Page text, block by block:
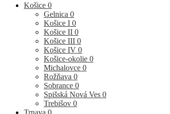
Košice 0
Gelnica 0
Košice I 0
Košice II 0
Košice III 0
Košice IV 0
Košice-okolie 0
Michalovce 0
Rožňava 0
Sobrance 0
Spišská Nová Ves 0
Trebišov 0
Trnava 0